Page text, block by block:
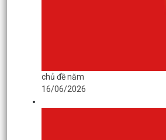
chủ đề năm
16/06/2026